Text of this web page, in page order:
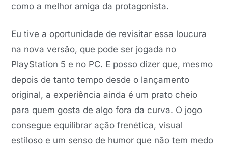
como a melhor amiga da protagonista.
Eu tive a oportunidade de revisitar essa loucura
na nova versão, que pode ser jogada no
PlayStation 5 e no PC. E posso dizer que, mesmo
depois de tanto tempo desde o lançamento
original, a experiência ainda é um prato cheio
para quem gosta de algo fora da curva. O jogo
consegue equilibrar ação frenética, visual
estiloso e um senso de humor que não tem medo